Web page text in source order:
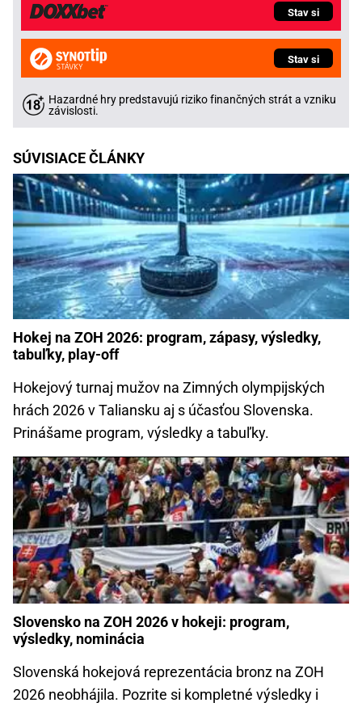
Stav si
Stav si
Hazardné hry predstavujú riziko finančných strát a vzniku
závislosti.
SÚVISIACE ČLÁNKY
Hokej na ZOH 2026: program, zápasy, výsledky,
tabuľky, play-off
Hokejový turnaj mužov na Zimných olympijských
hrách 2026 v Taliansku aj s účasťou Slovenska.
Prinášame program, výsledky a tabuľky.
Slovensko na ZOH 2026 v hokeji: program,
výsledky, nominácia
Slovenská hokejová reprezentácia bronz na ZOH
2026 neobhájila. Pozrite si kompletné výsledky i